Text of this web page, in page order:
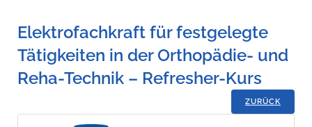
Elektrofachkraft für festgelegte
Tätigkeiten in der Orthopädie- und
Reha-Technik – Refresher-Kurs
ZURÜCK